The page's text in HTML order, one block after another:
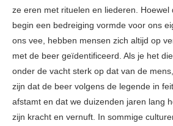
ze eren met rituelen en liederen. Hoewel
begin een bedreiging vormde voor ons
ons vee, hebben mensen zich altijd op
met de beer geïdentificeerd. Als je het
onder de vacht sterk op dat van de
zijn dat de beer volgens de legende in
afstamt en dat we duizenden jaren lang
zijn kracht en vernuft. In sommige